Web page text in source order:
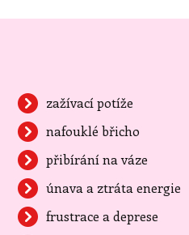
zažívací potíže
nafouklé břicho
přibírání na váze
únava a ztráta energie
frustrace a deprese